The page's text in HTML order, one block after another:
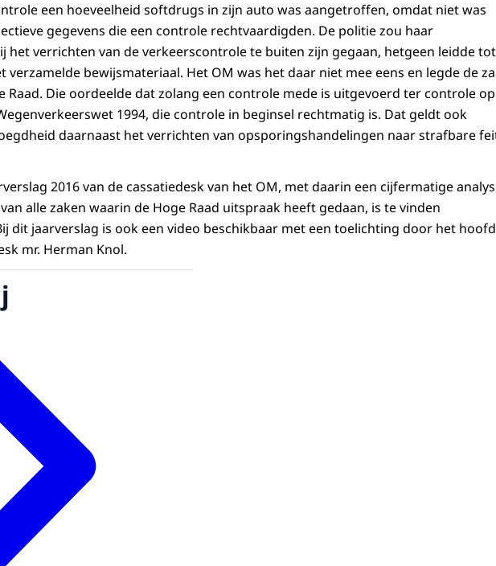
een hoeveelheid softdrugs in zijn auto was aangetroffen, omdat niet was
gegevens die een controle rechtvaardigden. De politie zou haar
het verrichten van de verkeerscontrole te buiten zijn gegaan, hetgeen leidde tot
verzamelde bewijsmateriaal. Het OM was het daar niet mee eens en legde de
Raad. Die oordeelde dat zolang een controle mede is uitgevoerd ter controle
1994, die controle in beginsel rechtmatig is. Dat geldt ook
daarnaast het verrichten van opsporingshandelingen naar strafbare
2016 van de cassatiedesk van het OM, met daarin een cijfermatige
alle zaken waarin de Hoge Raad uitspraak heeft gedaan, is te vinden
dit jaarverslag is ook een video beschikbaar met een toelichting door het hoofd
mr. Herman Knol.